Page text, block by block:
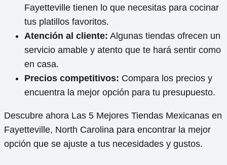
Fayetteville tienen lo que necesitas para cocinar
tus platillos favoritos.
Atención al cliente: Algunas tiendas ofrecen un
servicio amable y atento que te hará sentir como
en casa.
Precios competitivos: Compara los precios y
encuentra la mejor opción para tu presupuesto.
Descubre ahora Las 5 Mejores Tiendas Mexicanas en
Fayetteville, North Carolina para encontrar la mejor
opción que se ajuste a tus necesidades y gustos.